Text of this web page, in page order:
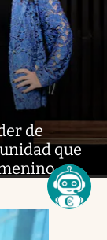
de
que